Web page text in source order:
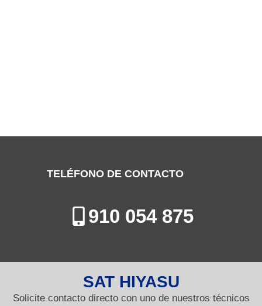
TELÉFONO DE CONTACTO
910 054 875
SAT HIYASU
Solicite contacto directo con uno de nuestros técnicos